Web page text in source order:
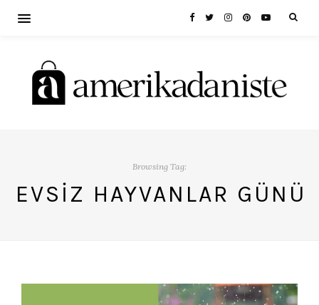
Browsing Tag:
EVSIZ HAYVANLAR GÜNÜ